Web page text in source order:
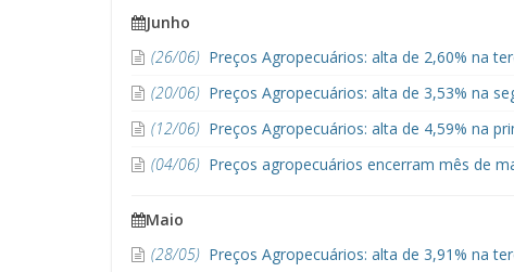
Junho
(26/06) Preços Agropecuários: alta de 2,60% na
(20/06) Preços Agropecuários: alta de 3,53% na
(12/06) Preços Agropecuários: alta de 4,59% na
(04/06) Preços agropecuários encerram mês de
Maio
(28/05) Preços Agropecuários: alta de 3,91% na